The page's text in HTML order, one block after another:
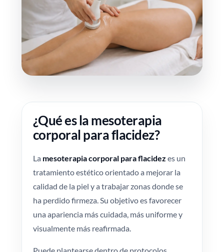
¿Qué es la mesoterapia
corporal para flacidez?
La mesoterapia corporal para flacidez es un
tratamiento estético orientado a mejorar la
calidad de la piel y a trabajar zonas donde se
ha perdido firmeza. Su objetivo es favorecer
una apariencia más cuidada, más uniforme y
visualmente más reafirmada.